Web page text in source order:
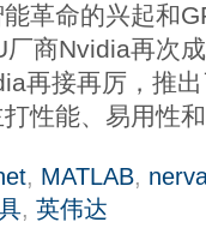
革命的兴起和
厂商Nvidia再次
再接再厉，推
性能、易用性
, MATLAB,
, 英伟达